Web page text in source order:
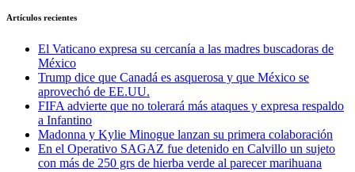
Artículos recientes
El Vaticano expresa su cercanía a las madres buscadoras de
México
Trump dice que Canadá es asquerosa y que México se
aprovechó de EE.UU.
FIFA advierte que no tolerará más ataques y expresa respaldo
a Infantino
Madonna y Kylie Minogue lanzan su primera colaboración
En el Operativo SAGAZ fue detenido en Calvillo un sujeto
con más de 250 grs de hierba verde al parecer marihuana